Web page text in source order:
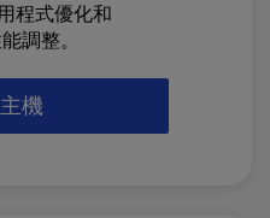
程式優化和
調整。
機